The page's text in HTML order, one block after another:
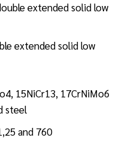
extended solid low
extended solid low
15NiCr13, 17CrNiMo6
steel
and 760